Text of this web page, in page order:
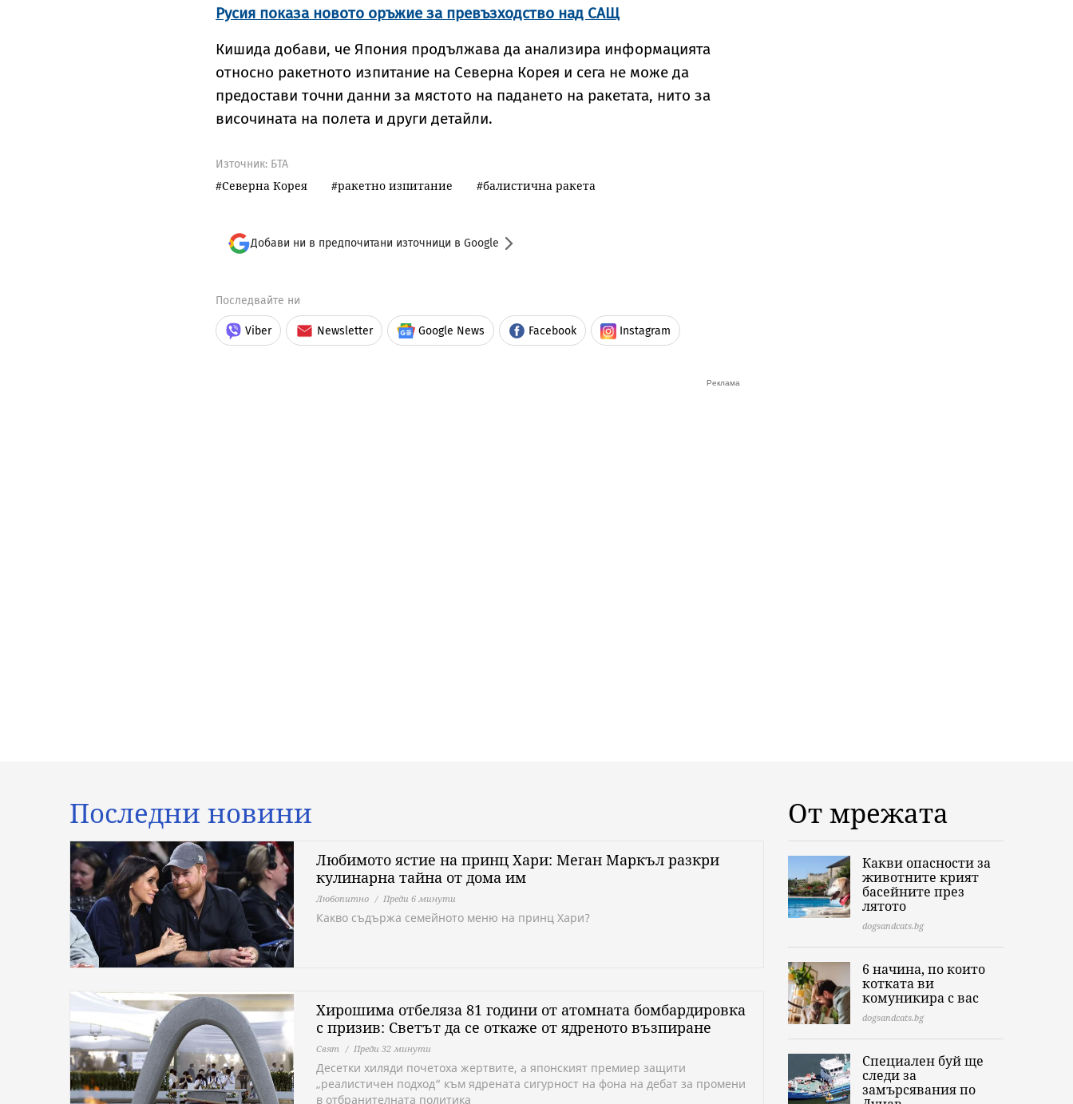
Русия показа новото оръжие за превъзходство над САЩ
Кишида добави, че Япония продължава да анализира информацията
относно ракетното изпитание на Северна Корея и сега не може да
предостави точни данни за мястото на падането на ракетата, нито за
височината на полета и други детайли.
Източник: БТА
Северна Корея ракетно изпитание балистична ракета
Добави ни в предпочитани източници в Google
Последвайте ни
Viber Newsletter Google News Facebook Instagram
Последни новини
Любимото ястие на принц Хари: Меган Маркъл разкри
кулинарна тайна от дома им
Любопитно Преди 6 минути
Какво съдържа семейното меню на принц Хари?
Хирошима отбеляза 81 години от атомната бомбардировка
с призив: Светът да се откаже от ядреното възпиране
Свят Преди 32 минути
Десетки хиляди почетоха жертвите, а японският премиер защити
„реалистичен подход“ към ядрената сигурност на фона на дебат за промени
в отбранителната политика
От мрежата
Какви опасности за
животните крият
басейните през
лятото
dogsandcats.bg
6 начина, по които
котката ви
комуникира с вас
dogsandcats.bg
Специален буй ще
следи за
замърсявания по